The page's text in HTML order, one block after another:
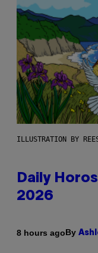
ILLUSTRATION BY
Daily
2026
8 hours agoBy